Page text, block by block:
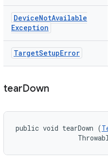
DeviceNotAvailable
Exception
TargetSetupError
tearDown
public void tearDown (